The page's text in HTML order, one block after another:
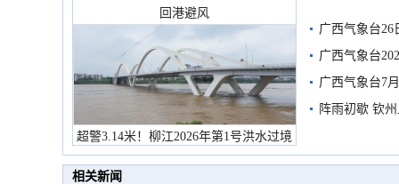
回港避风
超警3.14米！柳江2026年第1号洪水过境
市民在堤岸见证汛况
广西气象台26
广西气象台
预警
广西气象台7
阵雨初歇 钦
相关新闻